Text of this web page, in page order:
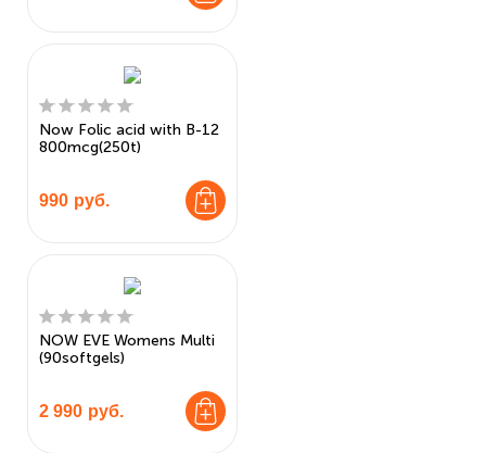
Now Folic acid with B-12
800mcg(250t)
990 руб.
NOW EVE Womens Multi
(90softgels)
2 990 руб.